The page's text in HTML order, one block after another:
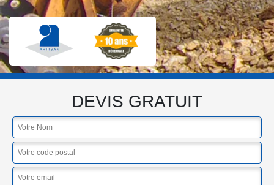
DEVIS GRATUIT